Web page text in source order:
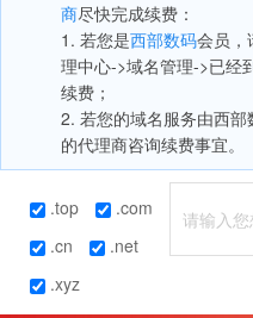
商尽快完成续费：
1. 若您是西部数码会员
理中心->域名管理->已经到
续费；
2. 若您的域名服务由西部
的代理商咨询续费事宜。
.top
.com
.cn
.net
.xyz